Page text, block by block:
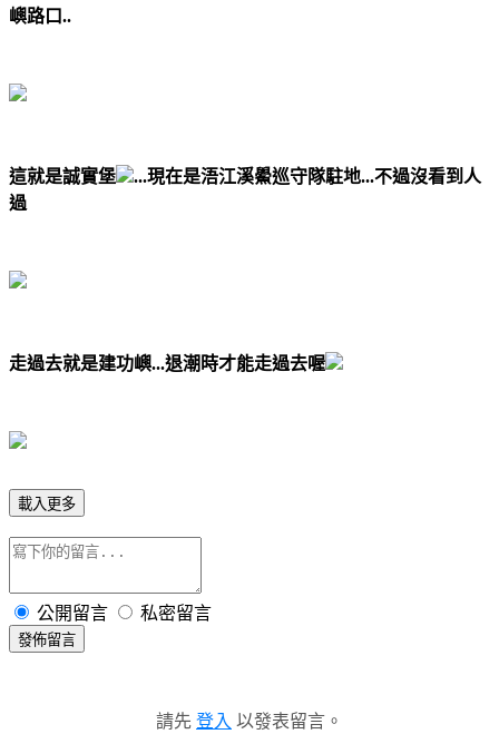
嶼路口..
這就是誠實堡
...現在是浯江溪鱟巡守隊駐地...不過沒看到人
過
走過去就是建功嶼...退潮時才能走過去喔
載入更多
公開留言 私密留言
發佈留言
請先 登入 以發表留言。